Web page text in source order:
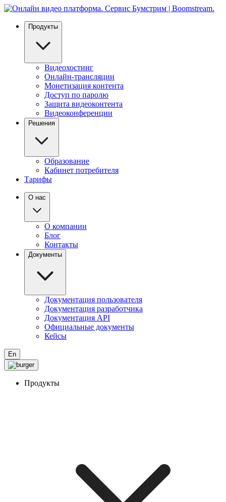
Продукты
Видеохостинг
Онлайн-трансляции
Монетизация контента
Доступ по паролю
Защита видеоконтента
Видеоконференции
Решения
Образование
Кабинет потребителя
Тарифы
О нас
О компании
Блог
Контакты
Документы
Документация пользователя
Документация разработчика
Документация API
Официальные документы
Кейсы
En
Продукты